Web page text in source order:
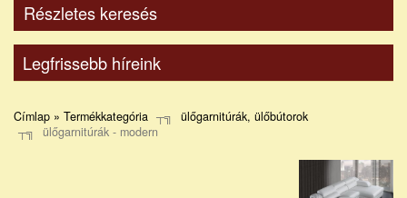
Részletes keresés
Legfrissebb híreink
Címlap » Termékkategória
ülőgarnitúrák, ülőbútorok
ülőgarnitúrák - modern